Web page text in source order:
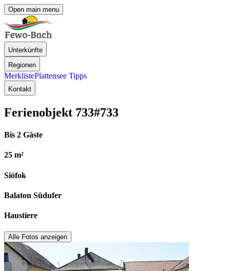
Open main menu
Unterkünfte
Regionen
MerklistePlattensee Tipps
Kontakt
Ferienobjekt 733#733
Bis 2 Gäste
25 m²
Siófok
Balaton Südufer
Haustiere
Alle Fotos anzeigen